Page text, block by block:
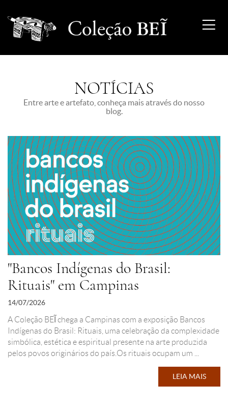
NOTÍCIAS
Entre arte e artefato, conheça mais através do nosso
blog.
"Bancos Indígenas do Brasil:
Rituais" em Campinas
14/07/2026
A Coleção BEĨ chega a Campinas com a exposição Bancos
Indígenas do Brasil: Rituais, uma celebração da complexidade
simbólica, estética e espiritual presente na arte produzida
pelos povos originários do país.Os rituais ocupam um ...
LEIA MAIS